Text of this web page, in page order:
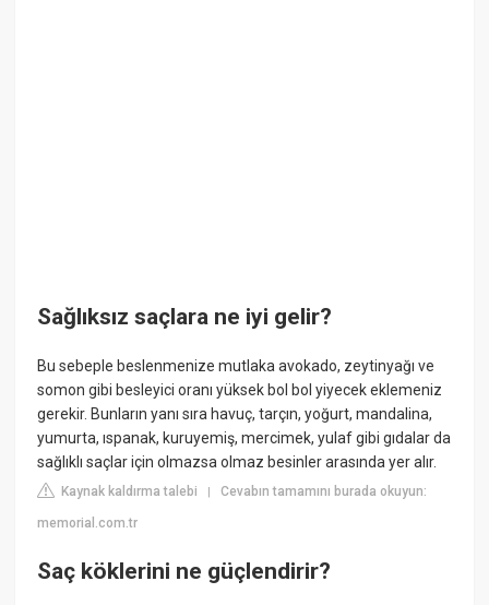
Sağlıksız saçlara ne iyi gelir?
Bu sebeple beslenmenize mutlaka avokado, zeytinyağı ve
somon gibi besleyici oranı yüksek bol bol yiyecek eklemeniz
gerekir. Bunların yanı sıra havuç, tarçın, yoğurt, mandalina,
yumurta, ıspanak, kuruyemiş, mercimek, yulaf gibi gıdalar da
sağlıklı saçlar için olmazsa olmaz besinler arasında yer alır.
Kaynak kaldırma talebi |Cevabın tamamını burada okuyun:
memorial.com.tr
Saç köklerini ne güçlendirir?